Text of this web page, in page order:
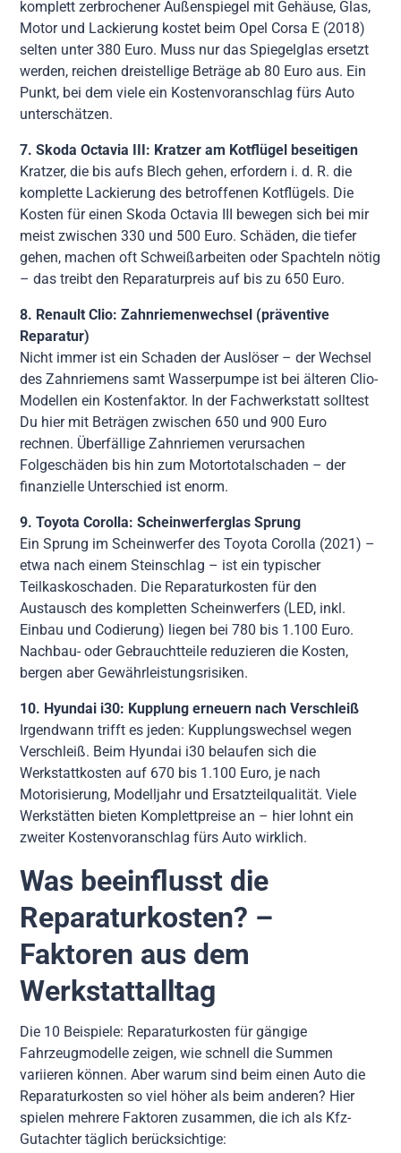
komplett zerbrochener Außenspiegel mit Gehäuse, Glas,
Motor und Lackierung kostet beim Opel Corsa E (2018)
selten unter 380 Euro. Muss nur das Spiegelglas ersetzt
werden, reichen dreistellige Beträge ab 80 Euro aus. Ein
Punkt, bei dem viele ein Kostenvoranschlag fürs Auto
unterschätzen.
7. Skoda Octavia III: Kratzer am Kotflügel beseitigen
Kratzer, die bis aufs Blech gehen, erfordern i. d. R. die
komplette Lackierung des betroffenen Kotflügels. Die
Kosten für einen Skoda Octavia III bewegen sich bei mir
meist zwischen 330 und 500 Euro. Schäden, die tiefer
gehen, machen oft Schweißarbeiten oder Spachteln nötig
– das treibt den Reparaturpreis auf bis zu 650 Euro.
8. Renault Clio: Zahnriemenwechsel (präventive
Reparatur)
Nicht immer ist ein Schaden der Auslöser – der Wechsel
des Zahnriemens samt Wasserpumpe ist bei älteren Clio-
Modellen ein Kostenfaktor. In der Fachwerkstatt solltest
Du hier mit Beträgen zwischen 650 und 900 Euro
rechnen. Überfällige Zahnriemen verursachen
Folgeschäden bis hin zum Motortotalschaden – der
finanzielle Unterschied ist enorm.
9. Toyota Corolla: Scheinwerferglas Sprung
Ein Sprung im Scheinwerfer des Toyota Corolla (2021) –
etwa nach einem Steinschlag – ist ein typischer
Teilkaskoschaden. Die Reparaturkosten für den
Austausch des kompletten Scheinwerfers (LED, inkl.
Einbau und Codierung) liegen bei 780 bis 1.100 Euro.
Nachbau- oder Gebrauchtteile reduzieren die Kosten,
bergen aber Gewährleistungsrisiken.
10. Hyundai i30: Kupplung erneuern nach Verschleiß
Irgendwann trifft es jeden: Kupplungswechsel wegen
Verschleiß. Beim Hyundai i30 belaufen sich die
Werkstattkosten auf 670 bis 1.100 Euro, je nach
Motorisierung, Modelljahr und Ersatzteilqualität. Viele
Werkstätten bieten Komplettpreise an – hier lohnt ein
zweiter Kostenvoranschlag fürs Auto wirklich.
Was beeinflusst die
Reparaturkosten? –
Faktoren aus dem
Werkstattalltag
Die 10 Beispiele: Reparaturkosten für gängige
Fahrzeugmodelle zeigen, wie schnell die Summen
variieren können. Aber warum sind beim einen Auto die
Reparaturkosten so viel höher als beim anderen? Hier
spielen mehrere Faktoren zusammen, die ich als Kfz-
Gutachter täglich berücksichtige: